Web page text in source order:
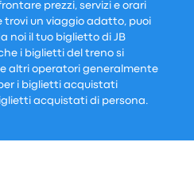
prezzi, servizi e orari
trovi un viaggio adatto, puoi
noi il tuo biglietto di JB
i biglietti del treno si
altri operatori generalmente
i biglietti acquistati
acquistati di persona.